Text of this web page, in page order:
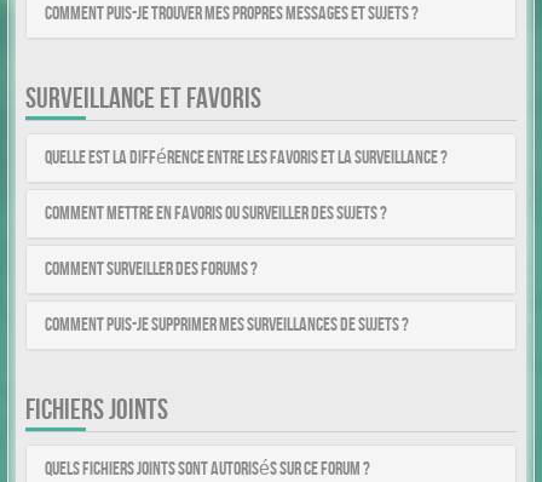
Comment puis-je trouver mes propres messages et sujets ?
SURVEILLANCE ET FAVORIS
Quelle est la différence entre les favoris et la surveillance ?
Comment mettre en favoris ou surveiller des sujets ?
Comment surveiller des forums ?
Comment puis-je supprimer mes surveillances de sujets ?
FICHIERS JOINTS
Quels fichiers joints sont autorisés sur ce forum ?